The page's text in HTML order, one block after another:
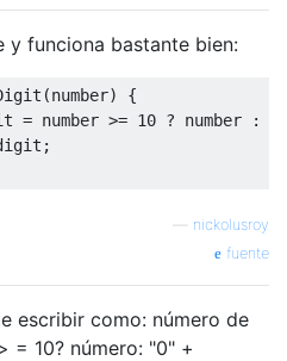
y funciona bastante bien:
(number)
{
= number >= 10 ? number :
;
nickolusroy
fuente
escribir como: número de
= 10? número: "0" +